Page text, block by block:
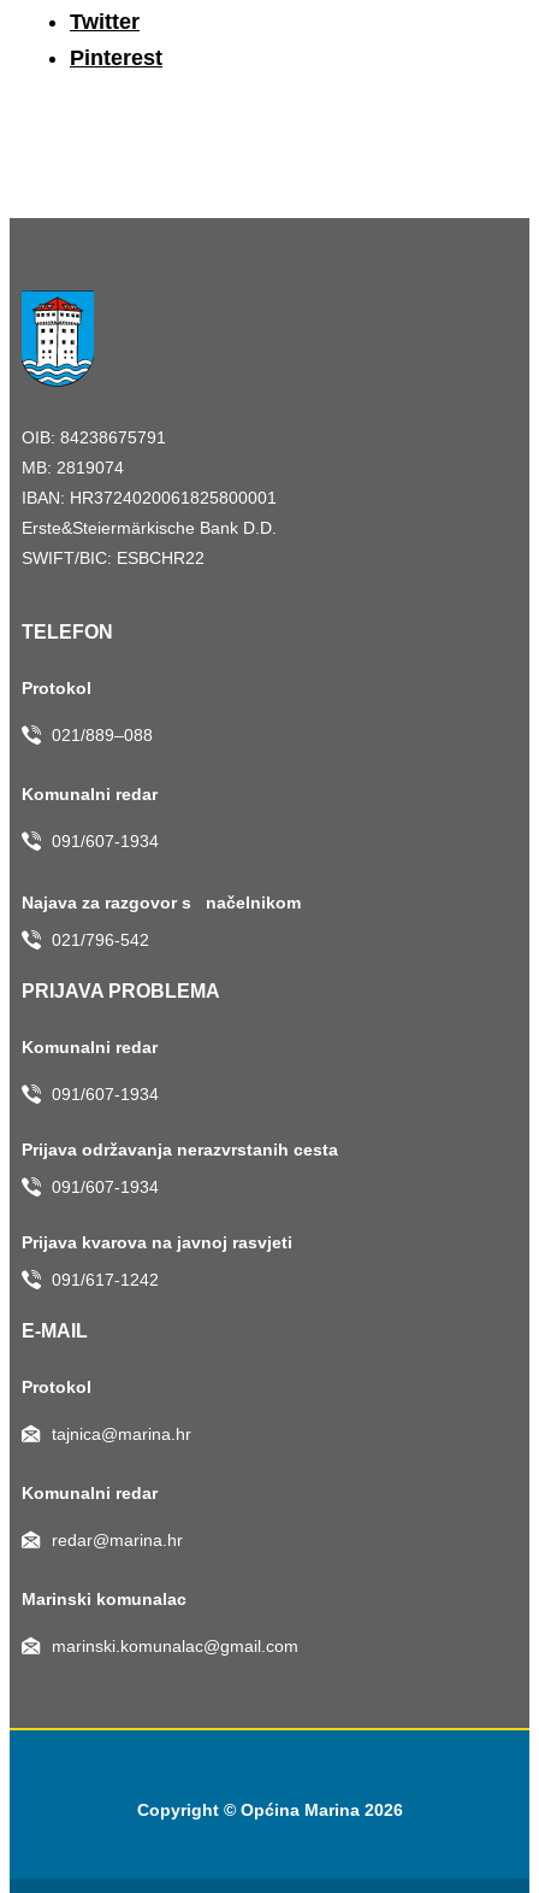
Twitter
Pinterest
OIB: 84238675791
MB: 2819074
IBAN: HR3724020061825800001
Erste&Steiermärkische Bank D.D.
SWIFT/BIC: ESBCHR22
TELEFON
Protokol
021/889–088
Komunalni redar
091/607-1934
Najava za razgovor s načelnikom
021/796-542
PRIJAVA PROBLEMA
Komunalni redar
091/607-1934
Prijava održavanja nerazvrstanih cesta
091/607-1934
Prijava kvarova na javnoj rasvjeti
091/617-1242
E-MAIL
Protokol
tajnica@marina.hr
Komunalni redar
redar@marina.hr
Marinski komunalac
marinski.komunalac@gmail.com
Copyright © Općina Marina 2026